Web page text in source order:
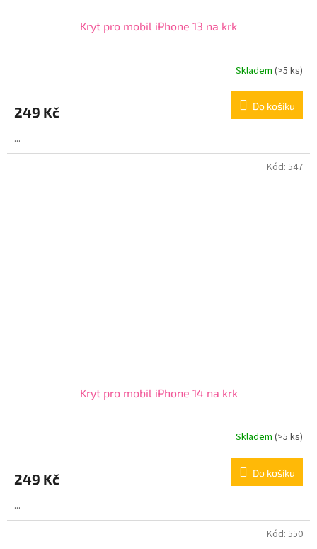
Kryt pro mobil iPhone 13 na krk
Skladem (>5 ks)
249 Kč Do košíku
...
Kryt pro mobil iPhone 14 na krk
Skladem (>5 ks)
249 Kč Do košíku
...
Kód: 547
Kód: 550